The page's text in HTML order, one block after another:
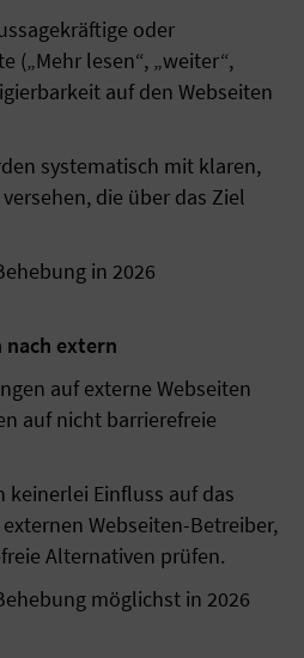
oder
(„Mehr lesen“, „weiter“,
auf den Webseiten
systematisch mit klaren,
die über das Ziel
in 2026
extern
auf externe Webseiten
auf nicht barrierefreie
keinerlei Einfluss auf das
Webseiten-Betreiber,
Alternativen prüfen.
möglichst in 2026